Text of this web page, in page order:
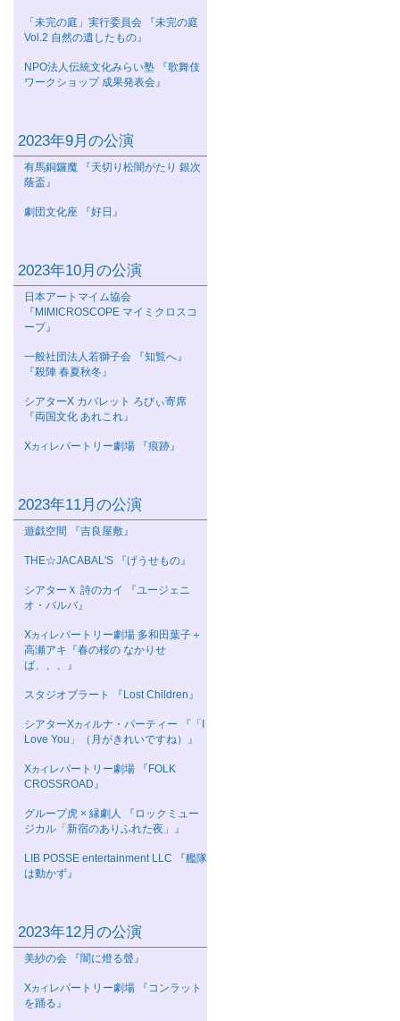
「未完の庭」実行委員会 『未完の庭
Vol.2 自然の遺したもの』
NPO法人伝統文化みらい塾 『歌舞伎
ワークショップ 成果発表会』
2023年9月の公演
有馬銅鑼魔 『天切り松闇がたり 銀次
蔭盃』
劇団文化座 『好日』
2023年10月の公演
日本アートマイム協会
『MIMICROSCOPE マイミクロスコ
ープ』
一般社団法人若獅子会 『知覧へ』
『殺陣 春夏秋冬』
シアターΧ カバレット ろびぃ寄席
『両国文化 あれこれ』
Χカイ レパートリー劇場 『痕跡』
2023年11月の公演
遊戯空間 『吉良屋敷』
THE☆JACABAL'S 『げうせもの』
シアターＸ 詩のカイ 『ユージェニ
オ・バルバ』
Χカイ レパートリー劇場 多和田葉子＋
高瀬アキ『春の桜の なかりせ
ば、、、』
スタジオブラート 『Lost Children』
シアターΧカイ ルナ・パーティー 『「I
Love You」（月がきれいですね）』
Χカイ レパートリー劇場 『FOLK
CROSSROAD』
グループ虎 × 縁劇人 『ロックミュー
ジカル「新宿のありふれた夜」』
LIB POSSE entertainment LLC 『艦隊
は動かず』
2023年12月の公演
美紗の会 『闇に燈る聲』
Χカイ レパートリー劇場 『コンラット
を踊る』